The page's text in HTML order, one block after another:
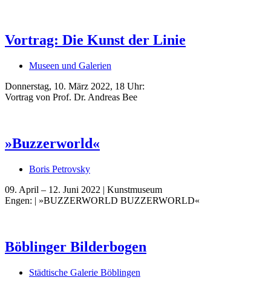
Haralds Streifzüge
Hörtipps von Harald Schwiers
Marc Peschke – Out of The Länd
Hausbesuche
Frederick D. Bunsen – Kunst
Kunst geht weiter.
Vortrag: Die Kunst der Linie
Museen und Galerien
Donnerstag, 10. März 2022, 18 Uhr:
Vortrag von Prof. Dr. Andreas Bee
»Buzzerworld«
Boris Petrovsky
09. April – 12. Juni 2022 | Kunstmuseum
Engen: | »BUZZERWORLD BUZZERWORLD«
Böblinger Bilderbogen
Städtische Galerie Böblingen